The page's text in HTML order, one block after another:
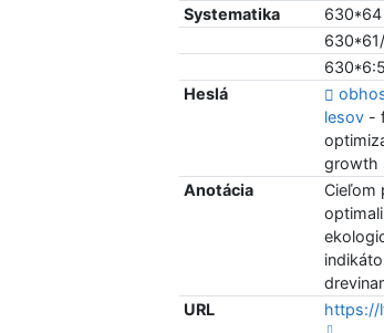
Systematika
630*64
Heslá
lesov -
growth
Anotácia
Cieľom
URL
https://